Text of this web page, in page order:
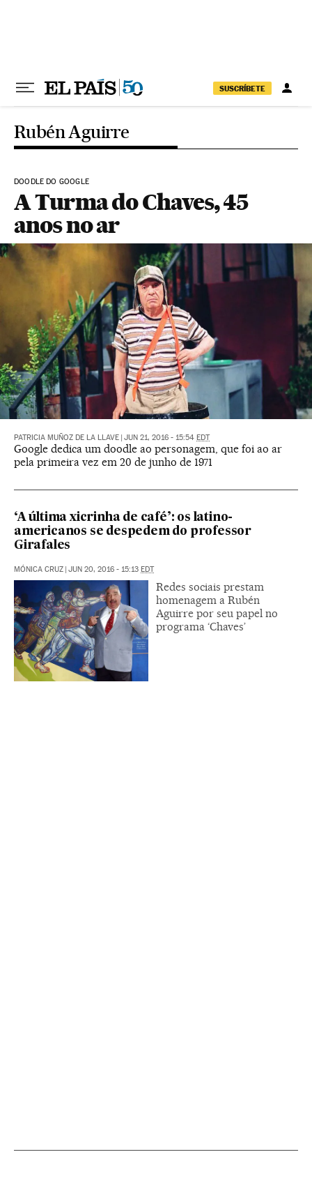
SUSCRÍBETE
Rubén Aguirre
DOODLE DO GOOGLE
A Turma do Chaves, 45
anos no ar
PATRICIA MUÑOZ DE LA LLAVE JUN 21, 2016 - 15:54 EDT
Google dedica um doodle ao personagem, que foi ao ar
pela primeira vez em 20 de junho de 1971
‘A última xicrinha de café’: os latino-
americanos se despedem do professor
Girafales
MÓNICA CRUZ JUN 20, 2016 - 15:13 EDT
Redes sociais prestam
homenagem a Rubén
Aguirre por seu papel no
programa ‘Chaves’